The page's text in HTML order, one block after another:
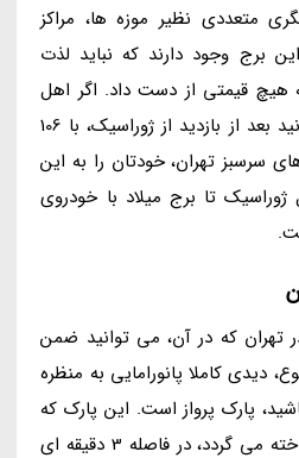
متعددی نظیر موزه ها، مراکز
برج وجود دارند که نباید لذت
هیچ قیمتی از دست داد. اگر اهل
پیاده روی هستید، می توانید بعد از بازدید از ژوراسیک، با 106
سرسبز تهران، خودتان را به این
ژوراسیک تا برج میلاد با خودروی
تهران که در آن، می توانید ضمن
دیدی کاملا پانورامایی به منظره
پارک پرواز است. این پارک که
به عنوان بام تهران هم شناخته می گردد، در فاصله 3 دقیقه ای